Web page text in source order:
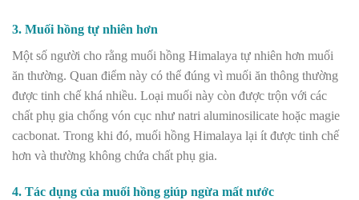
3. Muối hồng tự nhiên hơn
Một số người cho rằng muối hồng Himalaya tự nhiên hơn muối
ăn thường. Quan điểm này có thể đúng vì muối ăn thông thường
được tinh chế khá nhiều. Loại muối này còn được trộn với các
chất phụ gia chống vón cục như natri aluminosilicate hoặc magie
cacbonat. Trong khi đó, muối hồng Himalaya lại ít được tinh chế
hơn và thường không chứa chất phụ gia.
4. Tác dụng của muối hồng giúp ngừa mất nước